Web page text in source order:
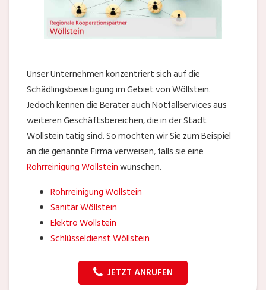
Unser Unternehmen konzentriert sich auf die
Schädlingsbeseitigung im Gebiet von Wöllstein.
Jedoch kennen die Berater auch Notfallservices aus
weiteren Geschäftsbereichen, die in der Stadt
Wöllstein tätig sind. So möchten wir Sie zum Beispiel
an die genannte Firma verweisen, falls sie eine
Rohrreinigung Wöllsteinwünschen.
Rohrreinigung Wöllstein
Sanitär Wöllstein
Elektro Wöllstein
Schlüsseldienst Wöllstein
JETZT ANRUFEN